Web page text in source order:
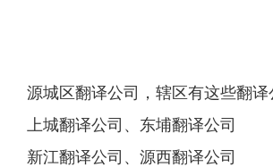
源城区翻译公司，辖区有这些翻译
上城翻译公司、东埔翻译公司
新江翻译公司、源西翻译公司